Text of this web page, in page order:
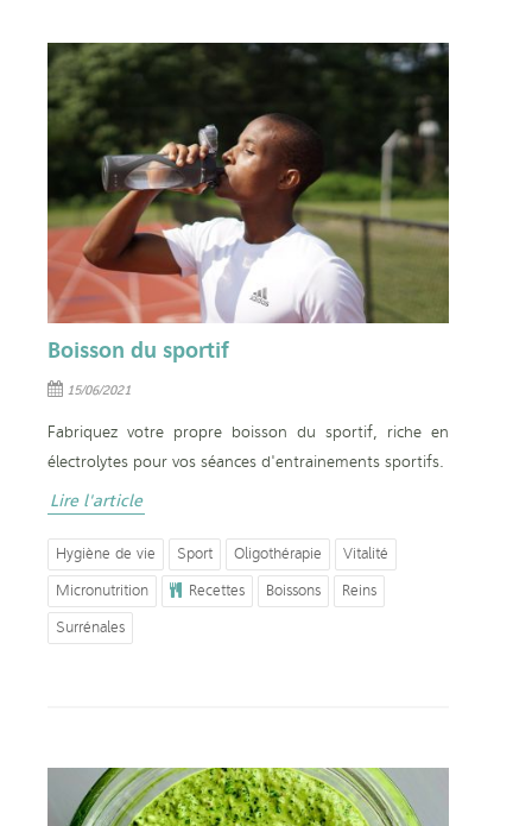
Boisson du sportif
15/06/2021
Fabriquez votre propre boisson du sportif, riche en
électrolytes pour vos séances d'entrainements sportifs.
Lire l'article
Hygiène de vie Sport Oligothérapie
Vitalité
Micronutrition
Recettes Boissons
Reins
Surrénales